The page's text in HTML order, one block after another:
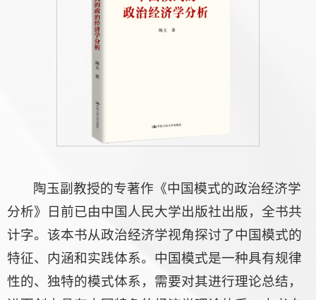
陶玉副教授的专著作《中国模式的政治经济学
分析》日前已由中国人民大学出版社出版，全书共
计字。该本书从政治经济学视角探讨了中国模式的
特征、内涵和实践体系。中国模式是一种具有规律
性的、独特的模式体系，需要对其进行理论总结，